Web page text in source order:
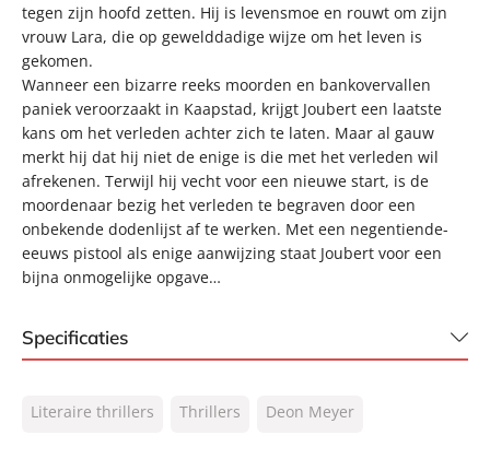
tegen zijn hoofd zetten. Hij is levensmoe en rouwt om zijn
vrouw Lara, die op gewelddadige wijze om het leven is
gekomen.
Wanneer een bizarre reeks moorden en bankovervallen
paniek veroorzaakt in Kaapstad, krijgt Joubert een laatste
kans om het verleden achter zich te laten. Maar al gauw
merkt hij dat hij niet de enige is die met het verleden wil
afrekenen. Terwijl hij vecht voor een nieuwe start, is de
moordenaar bezig het verleden te begraven door een
onbekende dodenlijst af te werken. Met een negentiende-
eeuws pistool als enige aanwijzing staat Joubert voor een
bijna onmogelijke opgave…
Specificaties
NUR:
305
Literaire thrillers Thrillers Deon Meyer